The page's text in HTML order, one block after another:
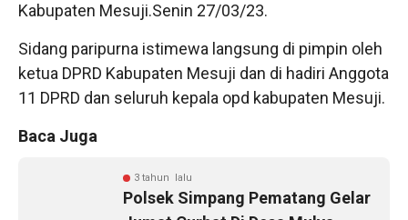
Kabupaten Mesuji.Senin 27/03/23.
Sidang paripurna istimewa langsung di pimpin oleh
ketua DPRD Kabupaten Mesuji dan di hadiri Anggota
11 DPRD dan seluruh kepala opd kabupaten Mesuji.
Baca Juga
3 tahun lalu
Polsek Simpang Pematang Gelar